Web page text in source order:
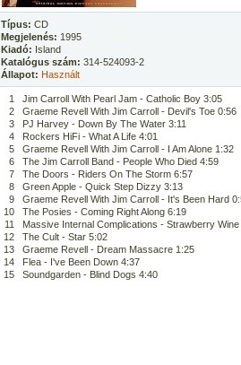
Típus: CD
Megjelenés: 1995
Kiadó: Island
Katalógus szám: 314-524093-2
Állapot: Használt
1
Jim Carroll With Pearl Jam - Catholic Boy 3:05
2
Graeme Revell With Jim Carroll - Devil's Toe 0:56
3
PJ Harvey - Down By The Water 3:11
4
Rockers HiFi - What A Life 4:01
5
Graeme Revell With Jim Carroll - I Am Alone 1:32
6
The Jim Carroll Band - People Who Died 4:59
7
The Doors - Riders On The Storm 6:57
8
Green Apple - Quick Step Dizzy 3:13
9
Graeme Revell With Jim Carroll - It's Been Hard
10
The Posies - Coming Right Along 6:19
11
Massive Internal Complications - Strawberry Wine
12
The Cult - Star 5:02
13
Graeme Revell - Dream Massacre 1:25
14
Flea - I've Been Down 4:37
15
Soundgarden - Blind Dogs 4:40